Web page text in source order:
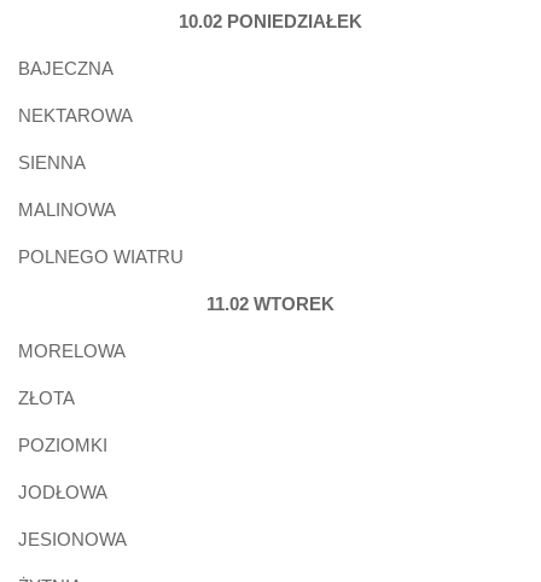
10.02 PONIEDZIAŁEK
BAJECZNA
NEKTAROWA
SIENNA
MALINOWA
POLNEGO WIATRU
11.02 WTOREK
MORELOWA
ZŁOTA
POZIOMKI
JODŁOWA
JESIONOWA